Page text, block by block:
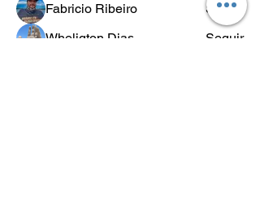
Fabricio Ribeiro
Seguir
Wheligton Dias
Seguir